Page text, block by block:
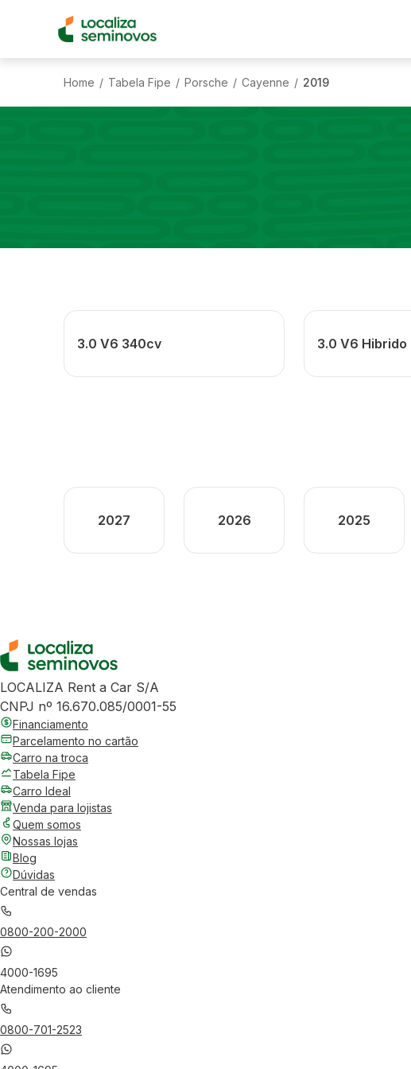
Home / Tabela Fipe / Porsche / Cayenne / 2019
3.0 V6 340cv 3.0 V6 Hibrido
2027 2026 2025
LOCALIZA Rent a Car S/A
CNPJ nº 16.670.085/0001-55
Financiamento
Parcelamento no cartão
Carro na troca
Tabela Fipe
Carro Ideal
Venda para lojistas
Quem somos
Nossas lojas
Blog
Dúvidas
Central de vendas
0800-200-2000
4000-1695
Atendimento ao cliente
0800-701-2523